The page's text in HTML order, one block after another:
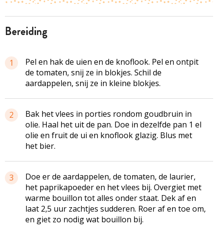
bereiding
1
Pel en hak de uien en de knoflook. Pel en ontpit
de tomaten, snij ze in blokjes. Schil de
aardappelen, snij ze in kleine blokjes.
2
Bak het vlees in porties rondom goudbruin in
olie. Haal het uit de pan. Doe in dezelfde pan 1 el
olie en fruit de ui en knoflook glazig. Blus met
het bier.
3
Doe er de aardappelen, de tomaten, de laurier,
het paprikapoeder en het vlees bij. Overgiet met
warme bouillon tot alles onder staat. Dek af en
laat 2,5 uur zachtjes sudderen. Roer af en toe om,
en giet zo nodig wat bouillon bij.